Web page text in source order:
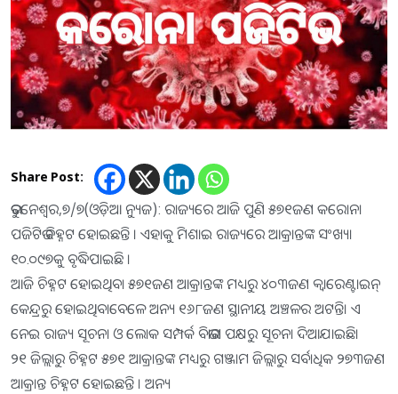
Share Post:
ଭୁବନେଶ୍ୱର,୭/୭(ଓଡ଼ିଆ ନ୍ୟୁଜ): ରାଜ୍ୟରେ ଆଜି ପୁଣି ୫୭୧ଜଣ କରୋନା
ପଜିଟିଭ ଚିହ୍ନଟ ହୋଇଛନ୍ତି । ଏହାକୁ ମିଶାଇ ରାଜ୍ୟରେ ଆକ୍ରାନ୍ତଙ୍କ ସଂଖ୍ୟା
୧୦.୦୯୭କୁ ବୃଦ୍ଧିପାଇଛି ।
ଆଜି ଚିହ୍ନଟ ହୋଇଥିବା ୫୭୧ଜଣ ଆକ୍ରାନ୍ତଙ୍କ ମଧ୍ୟରୁ ୪୦୩ଜଣ କ୍ୱାରେଣ୍ଟାଇନ୍
କେନ୍ଦ୍ରରୁ ହୋଇଥିବାବେଳେ ଅନ୍ୟ ୧୬୮ଜଣ ସ୍ଥାନୀୟ ଅଞ୍ଚଳର ଅଟନ୍ତି। ଏ
ନେଇ ରାଜ୍ୟ ସୂଚନା ଓ ଲୋକ ସମ୍ପର୍କ ବିଭାଗ ପକ୍ଷରୁ ସୂଚନା ଦିଆଯାଇଛି।
୨୧ ଜିଲ୍ଲାରୁ ଚିହ୍ନଟ ୫୭୧ ଆକ୍ରାନ୍ତଙ୍କ ମଧ୍ୟରୁ ଗଞ୍ଜାମ ଜିଲ୍ଲାରୁ ସର୍ବାଧିକ ୨୭୩ଜଣ
ଆକ୍ରାନ୍ତ ଚିହ୍ନଟ ହୋଇଛନ୍ତି । ଅନ୍ୟ